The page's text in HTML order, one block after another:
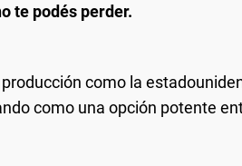
te podés perder.
como la
como una opción potente